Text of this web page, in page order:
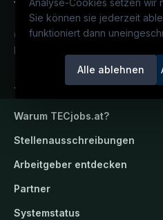
Analyse-Cookies setzen wir
Sie können sie jederzeit
funktioniert dann
Alle ablehnen
Österreichs technisches
Ein Service der candidatis GmbH.
TECjobs.at
Warum TECjobs.at?
Stellenausschreibungen
Arbeitgeber entdecken
Partner
Systemstatus